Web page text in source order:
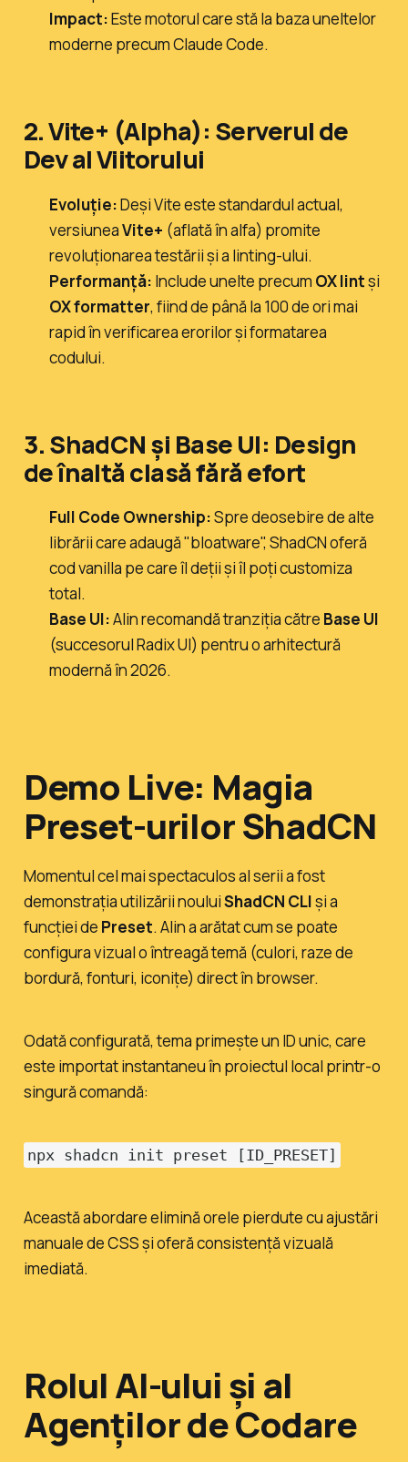
Impact:Este motorul care stă la baza uneltelor
moderne precumClaude Code.
2. Vite+ (Alpha): Serverul de
Dev al Viitorului
Evoluție:Deși Vite este standardul actual,
versiuneaVite+ (aflată în alfa) promite
revoluționarea testării și a linting-ului.
Performanță: Include unelte precum OX lintși
OX formatter, fiind de până la 100 de ori mai
rapid în verificarea erorilor și formatarea
codului.
3. ShadCN și Base UI: Design
de înaltă clasă fără efort
Full Code Ownership:Spre deosebire de alte
librării care adaugă "bloatware", ShadCN oferă
cod vanilla pe care îl deții și îl poți customiza
total.
Base UI:Alin recomandă tranziția către Base UI
(succesorul Radix UI) pentru o arhitectură
modernă în 2026.
Demo Live: Magia
Preset-urilor ShadCN
Momentul cel mai spectaculos al serii a fost
demonstrația utilizării nouluiShadCN CLIși a
funcției de Preset. Alin a arătat cum se poate
configura vizual o întreagă temă (culori, raze de
bordură, fonturi, iconițe) direct în browser.
Odată configurată, tema primește un ID unic, care
este importat instantaneu în proiectul local printr-o
singură comandă:
npx shadcn init preset [ID_PRESET]
Această abordare elimină orele pierdute cu ajustări
manuale de CSS și oferă consistență vizuală
imediată.
Rolul AI-ului și al
Agenților de Codare